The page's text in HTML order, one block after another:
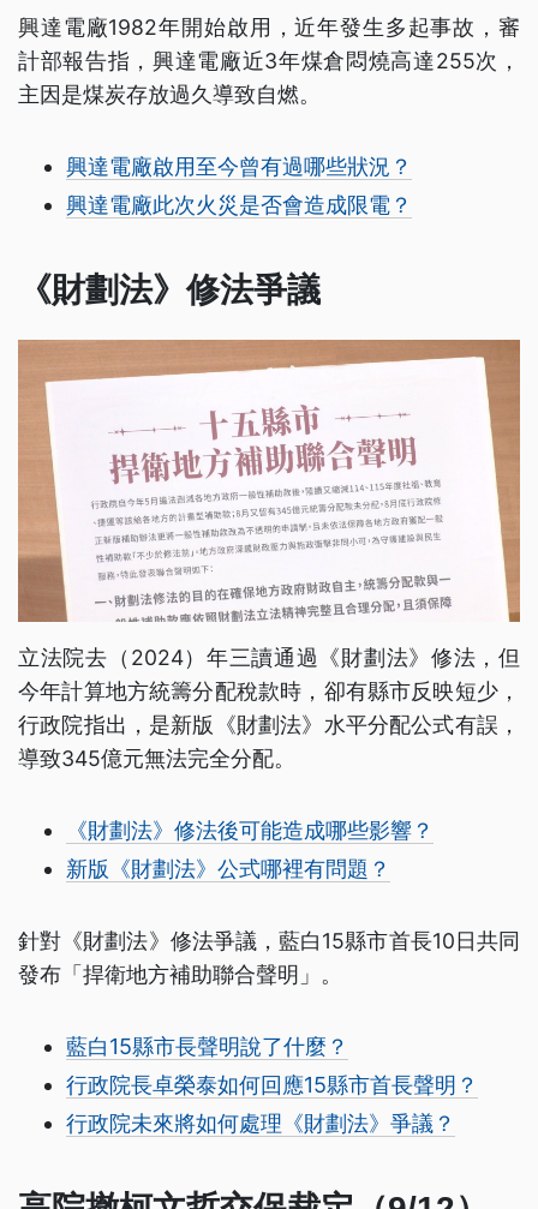
興達電廠1982年開始啟用，近年發生多起事故，審
計部報告指，興達電廠近3年煤倉悶燒高達255次，
主因是煤炭存放過久導致自燃。
興達電廠啟用至今曾有過哪些狀況？
興達電廠此次火災是否會造成限電？
《財劃法》修法爭議
立法院去（2024）年三讀通過《財劃法》修法，但
今年計算地方統籌分配稅款時，卻有縣市反映短少，
行政院指出，是新版《財劃法》水平分配公式有誤，
導致345億元無法完全分配。
《財劃法》修法後可能造成哪些影響？
新版《財劃法》公式哪裡有問題？
針對《財劃法》修法爭議，藍白15縣市首長10日共同
發布「捍衛地方補助聯合聲明」。
藍白15縣市長聲明說了什麼？
行政院長卓榮泰如何回應15縣市首長聲明？
行政院未來將如何處理《財劃法》爭議？